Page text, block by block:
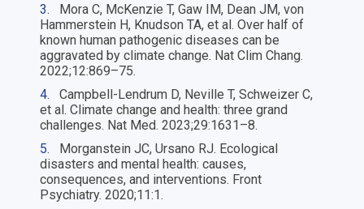
3.
Mora C, McKenzie T, Gaw IM, Dean JM, von
Hammerstein H, Knudson TA, et al. Over half of
known human pathogenic diseases can be
aggravated by climate change. Nat Clim Chang.
2022;12:869–75.
4.
Campbell-Lendrum D, Neville T, Schweizer C,
et al. Climate change and health: three grand
challenges. Nat Med. 2023;29:1631–8.
5.
Morganstein JC, Ursano RJ. Ecological
disasters and mental health: causes,
consequences, and interventions. Front
Psychiatry. 2020;11:1.